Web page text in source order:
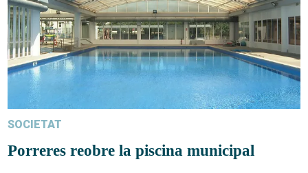
SOCIETAT
Porreres reobre la piscina municipal